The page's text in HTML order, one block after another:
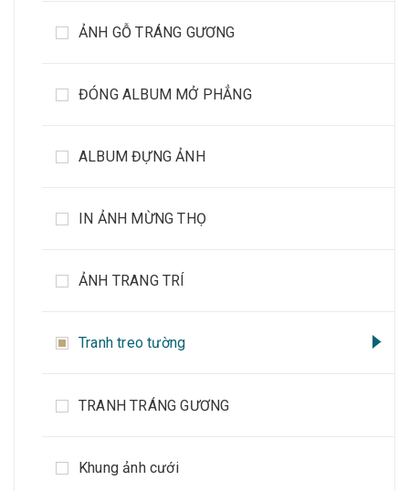
ẢNH GỖ TRÁNG GƯƠNG
ĐÓNG ALBUM MỞ PHẲNG
ALBUM ĐỰNG ẢNH
IN ẢNH MỪNG THỌ
ẢNH TRANG TRÍ
Tranh treo tường
TRANH TRÁNG GƯƠNG
Khung ảnh cưới